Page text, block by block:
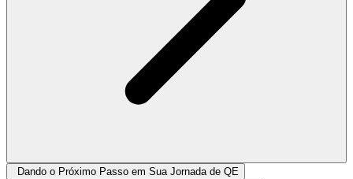
Dando o Próximo Passo em Sua Jornada de QE